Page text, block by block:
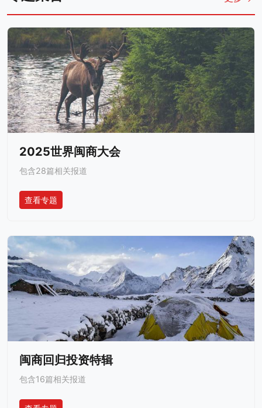
2025世界闽商大会
包含28篇相关报道
查看专题
闽商回归投资特辑
包含16篇相关报道